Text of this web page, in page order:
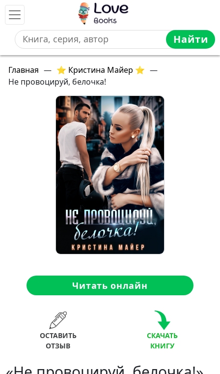
Найти
Главная — ⭐ Кристина Майер ⭐ —
Не провоцируй, белочка!
Читать онлайн
ОСТАВИТЬ
ОТЗЫВ
СКАЧАТЬ
КНИГУ